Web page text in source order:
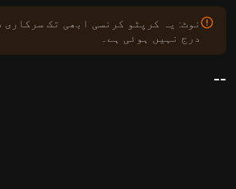
درج نہیں ہوئی ہے۔
--